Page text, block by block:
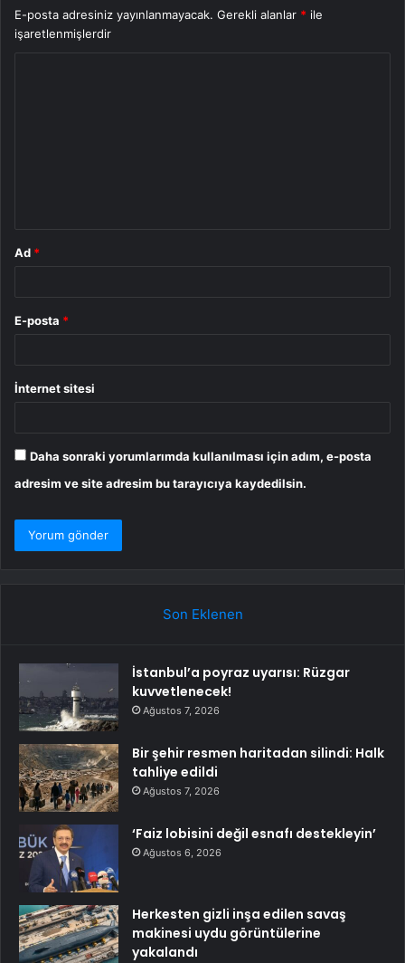
E-posta adresiniz yayınlanmayacak. Gerekli alanlar * ile
işaretlenmişlerdir
Ad *
E-posta *
İnternet sitesi
Daha sonraki yorumlarımda kullanılması için adım, e-posta
adresim ve site adresim bu tarayıcıya kaydedilsin.
Son Eklenen
İstanbul’a poyraz uyarısı: Rüzgar
kuvvetlenecek!
Ağustos 7, 2026
Bir şehir resmen haritadan silindi: Halk
tahliye edildi
Ağustos 7, 2026
‘Faiz lobisini değil esnafı destekleyin’
Ağustos 6, 2026
Herkesten gizli inşa edilen savaş
makinesi uydu görüntülerine
yakalandı